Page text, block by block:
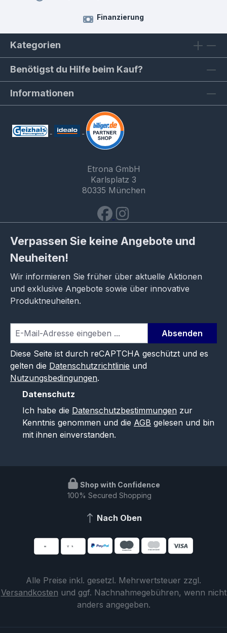
Finanzierung
Kategorien
Benötigst du Hilfe beim Kauf?
Informationen
Etrona GmbH
Karlsplatz 3
80335 München
Verpassen Sie keine Angebote und
Neuheiten!
Wir informieren Sie früher über aktuelle Aktionen
und exklusive Angebote sowie über innovative
Produktneuheiten.
Absenden
Diese Seite ist durch reCAPTCHA geschützt und es
gelten die Datenschutzrichtlinie und
Nutzungsbedingungen.
Datenschutz
Ich habe die Datenschutzbestimmungen zur
Kenntnis genommen und die AGB gelesen und bin
mit ihnen einverstanden.
Shop with Confidence
100% Secured Shopping
Nach Oben
Alle Preise inkl. gesetzl. Mehrwertsteuer zzgl.
Versandkosten und ggf. Nachnahmegebühren, wenn nicht
anders angegeben.